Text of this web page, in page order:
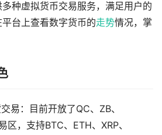
种虚拟货币交易服务，满足用户的
台上查看数字货币的走势情况，掌
易：目前开放了QC、ZB、
区，支持BTC、ETH、XRP、